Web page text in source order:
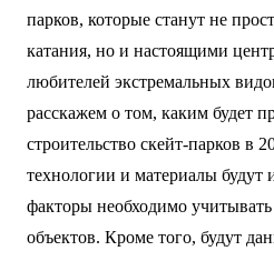
парков, которые станут не
катания, но и настоящими
любителей экстремальных
расскажем о том, каким будет
строительство скейт-парков в
технологии и материалы будут
факторы необходимо
объектов. Кроме того, будут